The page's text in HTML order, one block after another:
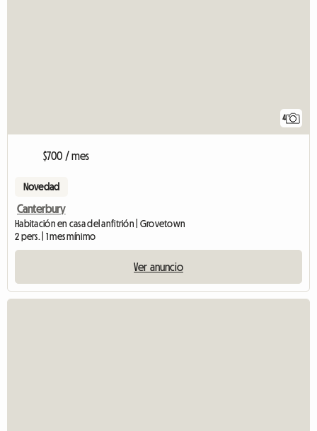
4
$700 / mes
Novedad
Canterbury
Habitación en casa del anfitrión | Grovetown
2 pers. | 1 mes mínimo
Ver anuncio